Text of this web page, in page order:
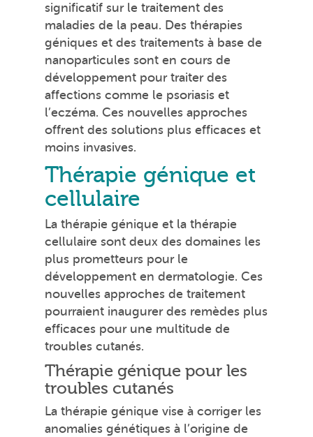
significatif sur le traitement des
maladies de la peau. Des thérapies
géniques et des traitements à base de
nanoparticules sont en cours de
développement pour traiter des
affections comme le psoriasis et
l’eczéma. Ces nouvelles approches
offrent des solutions plus efficaces et
moins invasives.
Thérapie génique et
cellulaire
La thérapie génique et la thérapie
cellulaire sont deux des domaines les
plus prometteurs pour le
développement en dermatologie. Ces
nouvelles approches de traitement
pourraient inaugurer des remèdes plus
efficaces pour une multitude de
troubles cutanés.
Thérapie génique pour les
troubles cutanés
La thérapie génique vise à corriger les
anomalies génétiques à l’origine de